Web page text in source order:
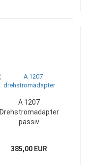
A 1207
Drehstromadapter
passiv
385,00 EUR